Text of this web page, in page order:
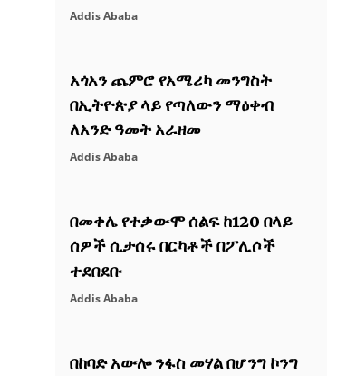
Addis Ababa
አጎአን ጨምሮ የአሜሪካ መንግስት
በኢትዮጵያ ላይ የጣለውን ማዕቀብ
ለአንድ ዓመት አራዘመ
Addis Ababa
በመቀሌ የተቃውሞ ሰልፍ ከ120 በላይ
ሰዎች ሲታሰሩ በርካቶች በፖሊሶች
ተደበደቡ
Addis Ababa
በከባድ አውሎ ንፋስ መሃል በሆንግ ኮንግ